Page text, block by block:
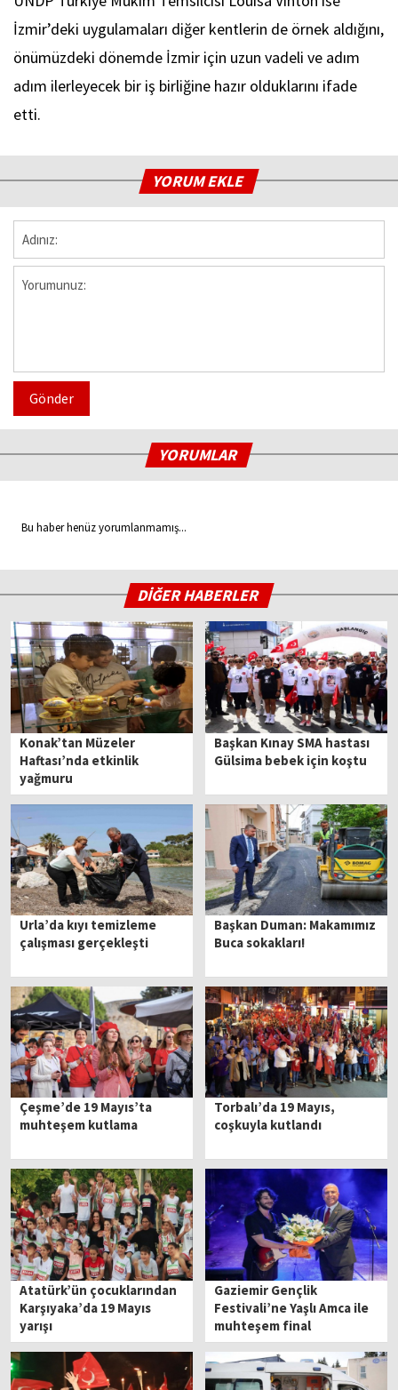
İzmir’deki uygulamaları diğer kentlerin de örnek aldığını,
önümüzdeki dönemde İzmir için uzun vadeli ve adım
adım ilerleyecek bir iş birliğine hazır olduklarını ifade
etti.
YORUM EKLE
Gönder
YORUMLAR
Bu haber henüz yorumlanmamış...
DİĞER HABERLER
Konak’tan Müzeler
Haftası’nda etkinlik
yağmuru
Başkan Kınay SMA hastası
Gülsima bebek için koştu
Urla’da kıyı temizleme
çalışması gerçekleşti
Başkan Duman: Makamımız
Buca sokakları!
Çeşme’de 19 Mayıs’ta
muhteşem kutlama
Torbalı’da 19 Mayıs,
coşkuyla kutlandı
Atatürk’ün çocuklarından
Karşıyaka’da 19 Mayıs
yarışı
Gaziemir Gençlik
Festivali’ne Yaşlı Amca ile
muhteşem final